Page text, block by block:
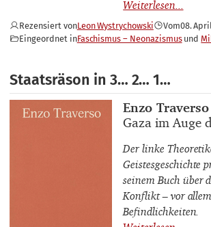
Rezensiert vonLeon Wystrychowski Vom08.
Eingeordnet inFaschismus – Neonazismus
Staatsräson in 3… 2… 1…
Buchautor_innen
Enzo Traverso
Buchtitel
Gaza im Auge
Der linke
Geistesgeschichte
seinem Buch über
Konflikt – vor
Befindlichkeiten.